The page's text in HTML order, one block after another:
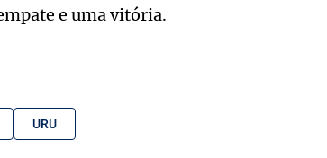
e uma vitória.
URU